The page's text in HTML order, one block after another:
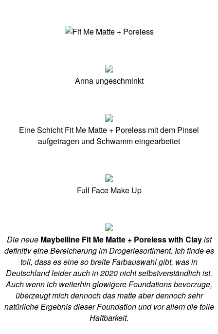
Anna ungeschminkt
Eine Schicht Fit Me Matte + Poreless mit dem Pinsel
aufgetragen und Schwamm eingearbeitet
Full Face Make Up
Die neue Maybelline Fit Me Matte + Poreless with Clayist
definitiv eine Bereicherung im Drogeriesortiment. Ich finde es
toll, dass es eine so breite Farbauswahl gibt, was in
Deutschland leider auch in 2020 nicht selbstverständlich ist.
Auch wenn ich weiterhin glowigere Foundations bevorzuge,
überzeugt mich dennoch das matte aber dennoch sehr
natürliche Ergebnis dieser Foundation und vor allem die tolle
Haltbarkeit.